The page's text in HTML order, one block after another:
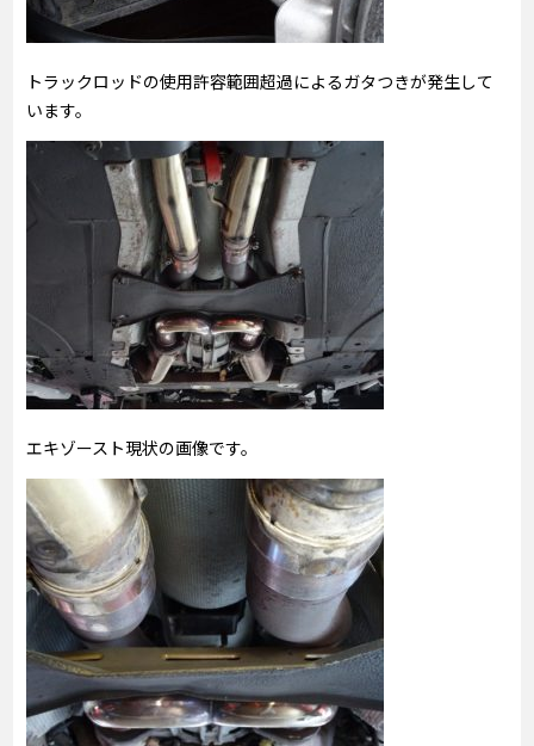
トラックロッドの使用許容範囲超過によるガタつきが発生して
います。
エキゾースト現状の画像です。